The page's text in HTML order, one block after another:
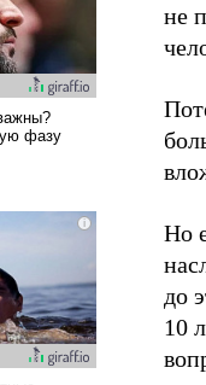
не
Но
до
10